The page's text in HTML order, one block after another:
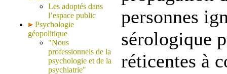
Les adoptés dans
l’espace public
Psychologie
géopolitique
"Nous
professionnels de la
psychologie et de la
psychiatrie"
personnes
sérologique
réticentes à